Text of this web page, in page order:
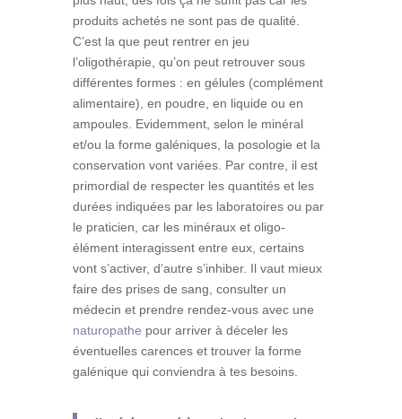
produits achetés ne sont pas de qualité.
C’est la que peut rentrer en jeu
l’oligothérapie, qu’on peut retrouver sous
différentes formes : en gélules (complément
alimentaire), en poudre, en liquide ou en
ampoules. Evidemment, selon le minéral
et/ou la forme galéniques, la posologie et la
conservation vont variées. Par contre, il est
primordial de respecter les quantités et les
durées indiquées par les laboratoires ou par
le praticien, car les minéraux et oligo-
élément interagissent entre eux, certains
vont s’activer, d’autre s’inhiber. Il vaut mieux
faire des prises de sang, consulter un
médecin et prendre rendez-vous avec une
naturopathe pour arriver à déceler les
éventuelles carences et trouver la forme
galénique qui conviendra à tes besoins.